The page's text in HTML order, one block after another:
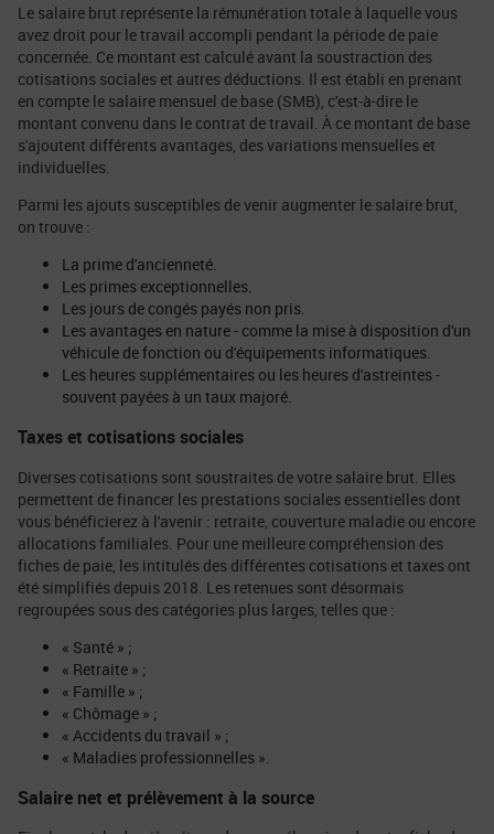
Le salaire brut représente la rémunération totale à laquelle vous
avez droit pour le travail accompli pendant la période de paie
concernée. Ce montant est calculé avant la soustraction des
cotisations sociales et autres déductions. Il est établi en prenant
en compte le salaire mensuel de base (SMB), c'est-à-dire le
montant convenu dans le contrat de travail. À ce montant de base
s'ajoutent différents avantages, des variations mensuelles et
individuelles.
Parmi les ajouts susceptibles de venir augmenter le salaire brut,
on trouve :
La prime d'ancienneté.
Les primes exceptionnelles.
Les jours de congés payés non pris.
Les avantages en nature - comme la mise à disposition d'un
véhicule de fonction ou d'équipements informatiques.
Les heures supplémentaires ou les heures d'astreintes -
souvent payées à un taux majoré.
Taxes et cotisations sociales
Diverses cotisations sont soustraites de votre salaire brut. Elles
permettent de financer les prestations sociales essentielles dont
vous bénéficierez à l'avenir : retraite, couverture maladie ou encore
allocations familiales. Pour une meilleure compréhension des
fiches de paie, les intitulés des différentes cotisations et taxes ont
été simplifiés depuis 2018. Les retenues sont désormais
regroupées sous des catégories plus larges, telles que :
« Santé » ;
« Retraite » ;
« Famille » ;
« Chômage » ;
« Accidents du travail » ;
« Maladies professionnelles ».
Salaire net et prélèvement à la source